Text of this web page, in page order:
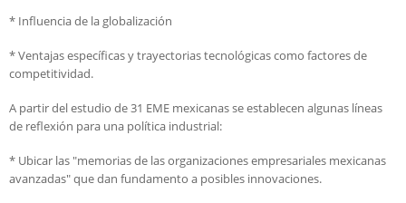
* Influencia de la globalización
* Ventajas específicas y trayectorias tecnológicas como factores de
competitividad.
A partir del estudio de 31 EME mexicanas se establecen algunas líneas
de reflexión para una política industrial:
* Ubicar las "memorias de las organizaciones empresariales mexicanas
avanzadas" que dan fundamento a posibles innovaciones.